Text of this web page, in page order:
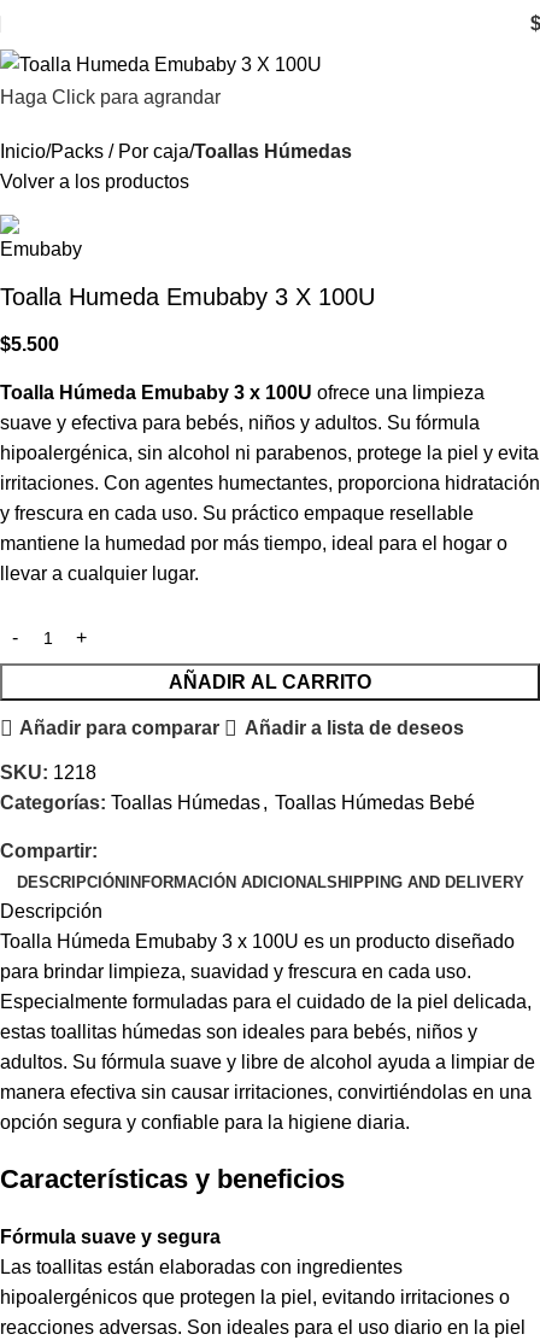
$
Haga Click para agrandar
Inicio Packs / Por caja Toallas Húmedas
Volver a los productos
Toalla Humeda Emubaby 3 X 100U
$5.500
Toalla Húmeda Emubaby 3 x 100U ofrece una limpieza
suave y efectiva para bebés, niños y adultos. Su fórmula
hipoalergénica, sin alcohol ni parabenos, protege la piel y evita
irritaciones. Con agentes humectantes, proporciona hidratación
y frescura en cada uso. Su práctico empaque resellable
mantiene la humedad por más tiempo, ideal para el hogar o
llevar a cualquier lugar.
AÑADIR AL CARRITO
Añadir para comparar Añadir a lista de deseos
SKU: 1218
Categorías: Toallas Húmedas, Toallas Húmedas Bebé
Compartir:
DESCRIPCIÓNINFORMACIÓN ADICIONALSHIPPING AND DELIVERY
Descripción
Toalla Húmeda Emubaby 3 x 100U es un producto diseñado
para brindar limpieza, suavidad y frescura en cada uso.
Especialmente formuladas para el cuidado de la piel delicada,
estas toallitas húmedas son ideales para bebés, niños y
adultos. Su fórmula suave y libre de alcohol ayuda a limpiar de
manera efectiva sin causar irritaciones, convirtiéndolas en una
opción segura y confiable para la higiene diaria.
Características y beneficios
Fórmula suave y segura
Las toallitas están elaboradas con ingredientes
hipoalergénicos que protegen la piel, evitando irritaciones o
reacciones adversas. Son ideales para el uso diario en la piel